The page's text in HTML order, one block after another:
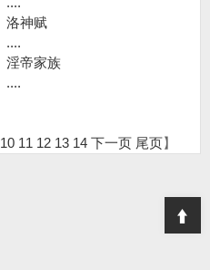
洛神赋
....
淫帝家族
....
10 11 12 13 14 下一页 尾页】